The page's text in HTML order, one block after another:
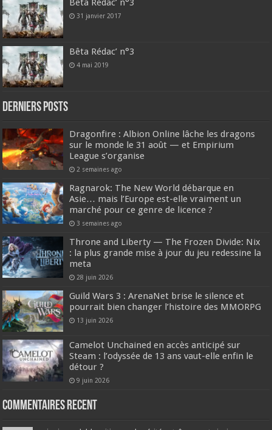
Bêta Rédac’ n°3
31 janvier 2017
Bêta Rédac’ n°3
4 mai 2019
DERNIERS Posts
Dragonfire : Albion Online lâche les dragons
sur le monde le 31 août — et Empirium
League s’organise
2 semaines ago
Ragnarok: The New World débarque en
Asie… mais l’Europe est-elle vraiment un
marché pour ce genre de licence ?
3 semaines ago
Throne and Liberty — The Frozen Divide: Nix
: la plus grande mise à jour du jeu redessine la
meta
28 juin 2026
Guild Wars 3 : ArenaNet brise le silence et
pourrait bien changer l’histoire des MMORPG
13 juin 2026
Camelot Unchained en accès anticipé sur
Steam : l’odyssée de 13 ans vaut-elle enfin le
détour ?
9 juin 2026
Commentaires recent